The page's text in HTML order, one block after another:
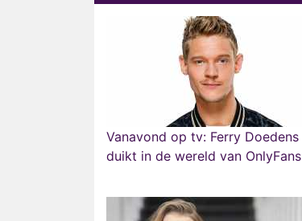
Vanavond op tv: Ferry Doedens
duikt in de wereld van OnlyFans